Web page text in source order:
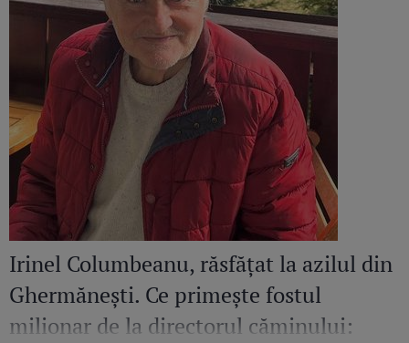
Irinel Columbeanu, răsfățat la azilul din
Ghermănești. Ce primește fostul
milionar de la directorul căminului: